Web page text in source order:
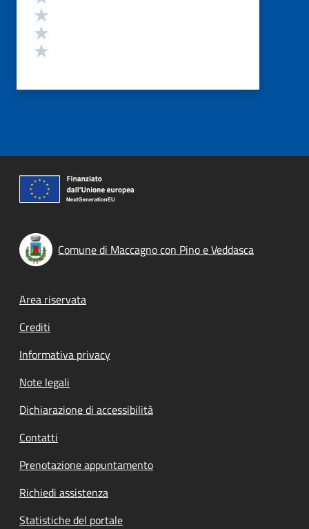
Comune di Maccagno con Pino e Veddasca
Footer menu
Area riservata
Crediti
Informativa privacy
Note legali
Dichiarazione di accessibilità
Contatti
Prenotazione appuntamento
Richiedi assistenza
Statistiche del portale